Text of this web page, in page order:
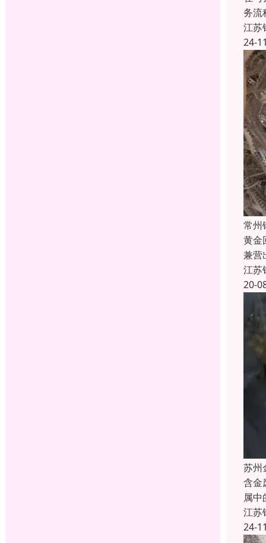
务流
江苏
24-
常州
黄金
兼营
江苏
20-
苏州
含金
属
江苏
24-